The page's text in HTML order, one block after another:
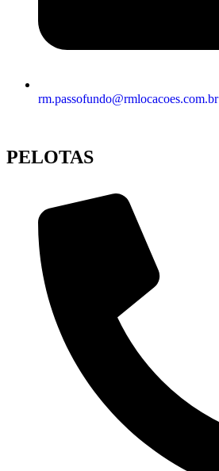
rm.passofundo@rmlocacoes.com.br
PELOTAS